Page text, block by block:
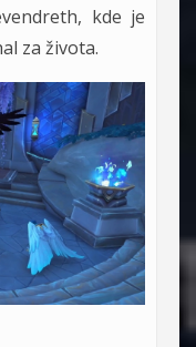
kde je
za života.